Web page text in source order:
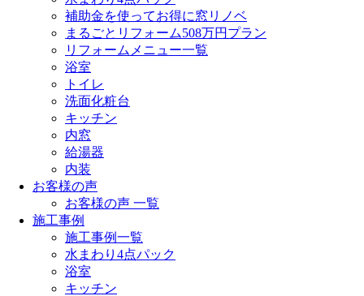
補助金を使ってお得に窓リノベ
まるごとリフォーム508万円プラン
リフォームメニュー一覧
浴室
トイレ
洗面化粧台
キッチン
内窓
給湯器
内装
お客様の声
お客様の声 一覧
施工事例
施工事例一覧
水まわり4点パック
浴室
キッチン